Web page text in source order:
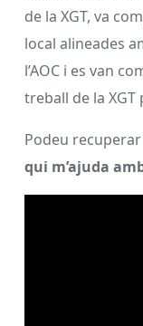
de la XGT, va
local alineades
l’AOC i es van
treball de la XGT
Podeu
qui m’ajuda